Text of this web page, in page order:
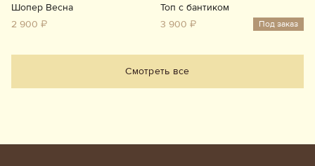
Шопер Весна
2 900 ₽
Топ с бантиком
3 900 ₽
Под заказ
Смотреть все